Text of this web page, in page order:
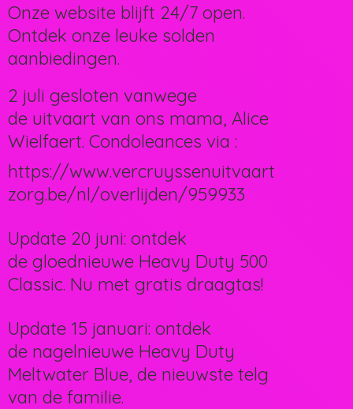
Onze website blijft 24/7 open.
Ontdek onze leuke solden
aanbiedingen.
2 juli gesloten vanwege
de uitvaart van ons mama, Alice
Wielfaert. Condoleances via :
https://www.vercruyssenuitvaart
zorg.be/nl/overlijden/959933
Update 20 juni: ontdek
de gloednieuwe Heavy Duty 500
Classic. Nu met gratis draagtas!
Update 15 januari: ontdek
de nagelnieuwe Heavy Duty
Meltwater Blue, de nieuwste telg
van de familie.